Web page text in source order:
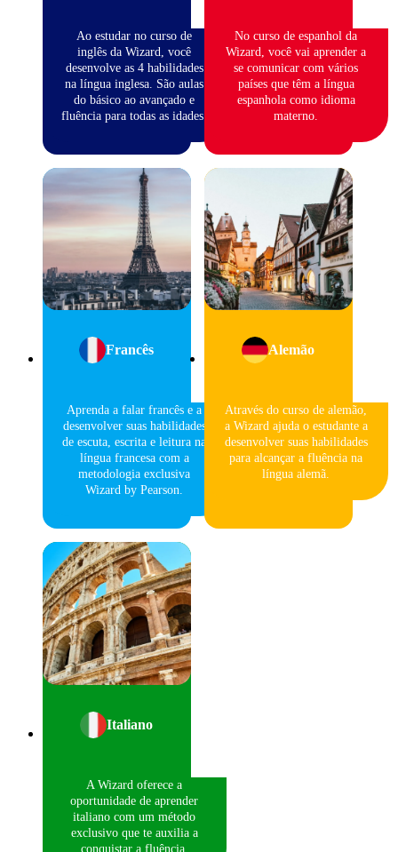
Ao estudar no curso de
inglês da Wizard, você
desenvolve as 4 habilidades
na língua inglesa. São aulas
do básico ao avançado e
fluência para todas as idades.
No curso de espanhol da
Wizard, você vai aprender a
se comunicar com vários
países que têm a língua
espanhola como idioma
materno.
Francês
Aprenda a falar francês e a
desenvolver suas habilidades
de escuta, escrita e leitura na
língua francesa com a
metodologia exclusiva
Wizard by Pearson.
Alemão
Através do curso de alemão,
a Wizard ajuda o estudante a
desenvolver suas habilidades
para alcançar a fluência na
língua alemã.
Italiano
A Wizard oferece a
oportunidade de aprender
italiano com um método
exclusivo que te auxilia a
conquistar a fluência.